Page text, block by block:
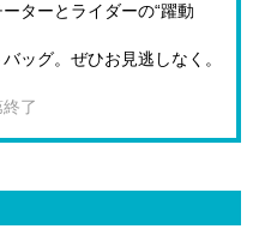
ターとライダーの“躍動
ッグ。ぜひお見逃しなく。
了